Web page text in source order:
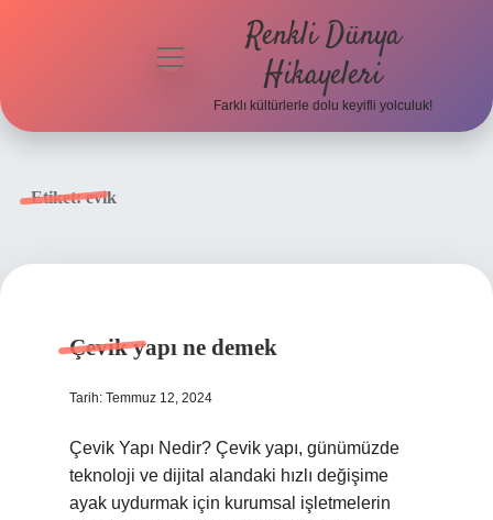
Politikası
menüyü
Renkli Dünya
Hikayeleri
Farklı kültürlerle dolu keyifli yolculuk!
Etiket:evik
Çevik yapı ne demek
Tarih: Temmuz 12, 2024
Çevik Yapı Nedir? Çevik yapı, günümüzde
teknoloji ve dijital alandaki hızlı değişime
ayak uydurmak için kurumsal işletmelerin